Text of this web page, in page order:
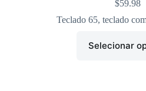
$59.98
Teclado 65,teclado
Selecionar